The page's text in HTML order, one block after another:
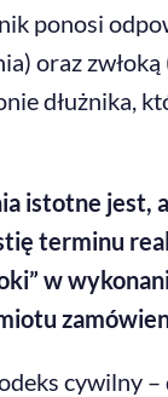
ponosi
oraz
dłużnika,
istotne jest,
terminu
w
cywilny –